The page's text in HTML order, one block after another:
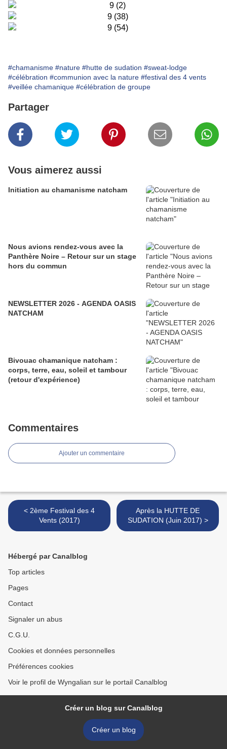
#chamanisme #nature #hutte de sudation #sweat-lodge
#célébration #communion avec la nature #festival des 4 vents
#veillée chamanique #célébration de groupe
Partager
Vous aimerez aussi
Initiation au chamanisme natcham
Nous avions rendez-vous avec la
Panthère Noire – Retour sur un stage
hors du commun
NEWSLETTER 2026 - AGENDA OASIS
NATCHAM
Bivouac chamanique natcham :
corps, terre, eau, soleil et tambour
(retour d'expérience)
Commentaires
Ajouter un commentaire
< 2ème Festival des 4
Vents (2017)
Après la HUTTE DE
SUDATION (Juin 2017) >
Hébergé par Canalblog
Top articles
Pages
Contact
Signaler un abus
C.G.U.
Cookies et données personnelles
Préférences cookies
Voir le profil de Wyngalian sur le portail Canalblog
Créer un blog sur Canalblog
Créer un blog